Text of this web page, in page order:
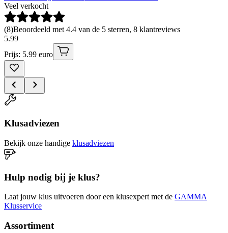
Veel verkocht
(8)Beoordeeld met 4.4 van de 5 sterren, 8 klantreviews
5.99
Prijs: 5.99 euro
Klusadviezen
Bekijk onze handige klusadviezen
Hulp nodig bij je klus?
Laat jouw klus uitvoeren door een klusexpert met de GAMMA
Klusservice
Assortiment